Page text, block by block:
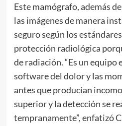
Este mamógrafo, además
las imágenes de manera
seguro según los
protección radiológica
de radiación. “Es un equipo
software del dolor y las
antes que producían
superior y la detección se
tempranamente”, enfatizó